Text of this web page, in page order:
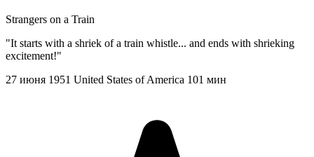
Strangers on a Train
"It starts with a shriek of a train whistle... and ends with shrieking
excitement!"
27 июня 1951 United States of America 101 мин